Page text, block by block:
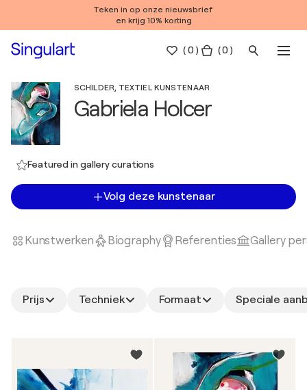
Teken in op onze nieuwsbrief
en krijg 10% korting
(0 ) ( 0 )
SCHILDER, TEXTIEL KUNSTENAAR
Gabriela Holcer
Featured in gallery curations
Volg deze kunstenaar
Kunstwerken Biography Referenties Gallery
Prijs Techniek Formaat Speciale